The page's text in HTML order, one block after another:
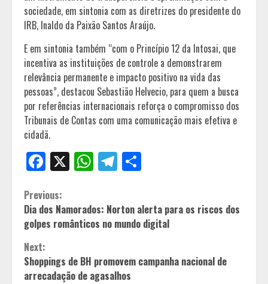
sociedade, em sintonia com as diretrizes do presidente do
IRB, Inaldo da Paixão Santos Araújo.
E em sintonia também “com o Princípio 12 da Intosai, que
incentiva as instituições de controle a demonstrarem
relevância permanente e impacto positivo na vida das
pessoas”, destacou Sebastião Helvecio, para quem a busca
por referências internacionais reforça o compromisso dos
Tribunais de Contas com uma comunicação mais efetiva e
cidadã.
Facebook
X WhatsApp
Telegram
Continue
Reading
Previous:
Dia dos Namorados: Norton alerta para os riscos dos
golpes românticos no mundo digital
Next:
Shoppings de BH promovem campanha nacional de
arrecadação de agasalhos